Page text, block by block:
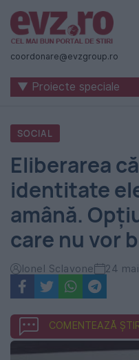
Știri
naționale
internaționale
România
-
Evenimentul
Zilei
coordonare@evzgroup.ro
▼ Proiecte speciale
SOCIAL
Eliberarea
identitate
amână.
care nu vor
Ionel Sclavone 24
COMENTEAZĂ